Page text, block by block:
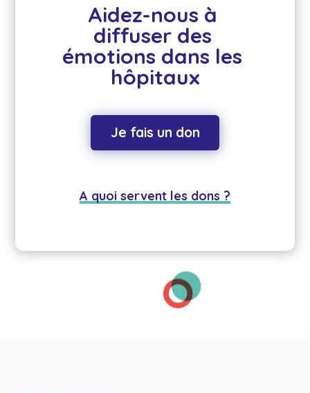
Aidez-nous à
diffuser des
émotions dans les
hôpitaux
Je fais un don
A quoi servent les dons ?